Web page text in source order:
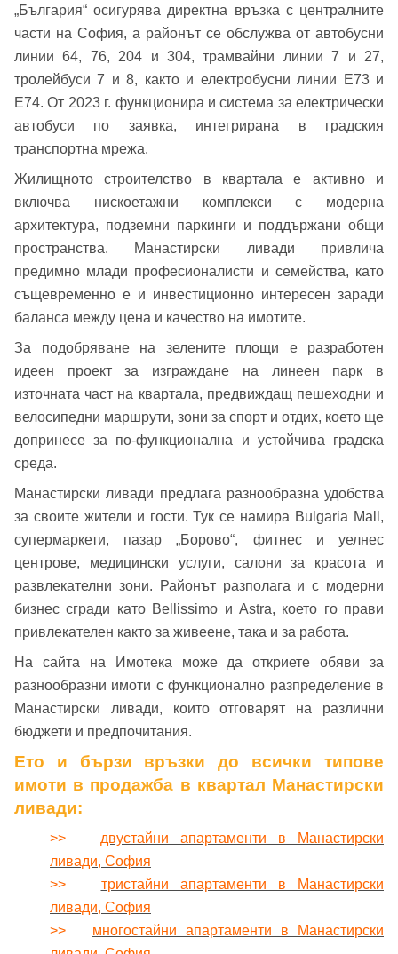
Добре дошъл!
Регистрация
Имейл Адрес
„България“ осигурява директна връзка с централните
части на София, а районът се обслужва от автобусни
линии 64, 76, 204 и 304, трамвайни линии 7 и 27,
тролейбуси 7 и 8, както и електробусни линии E73 и
E74. От 2023 г. функционира и система за електрически
автобуси по заявка, интегрирана в градския
транспортна мрежа.
Жилищното строителство в квартала е активно и
включва нискоетажни комплекси с модерна
архитектура, подземни паркинги и поддържани общи
пространства. Манастирски ливади привлича
предимно млади професионалисти и семейства, като
същевременно е и инвестиционно интересен заради
баланса между цена и качество на имотите.
За подобряване на зелените площи е разработен
идеен проект за изграждане на линеен парк в
източната част на квартала, предвиждащ пешеходни и
велосипедни маршрути, зони за спорт и отдих, което ще
допринесе за по-функционална и устойчива градска
среда.
Манастирски ливади предлага разнообразна удобства
за своите жители и гости. Тук се намира Bulgaria Mall,
супермаркети, пазар „Борово“, фитнес и уелнес
центрове, медицински услуги, салони за красота и
развлекателни зони. Районът разполага и с модерни
бизнес сгради като Bellissimo и Astra, което го прави
привлекателен както за живеене, така и за работа.
На сайта на Имотека може да откриете обяви за
разнообразни имоти с функционално разпределение в
Манастирски ливади, които отговарят на различни
бюджети и предпочитания.
Ето и бързи връзки до всички типове
имоти в продажба в квартал Манастирски
ливади:
>> двустайни апартаменти в Манастирски
ливади, София
>> тристайни апартаменти в Манастирски
ливади, София
>> многостайни апартаменти в Манастирски
Име*
Имейл адрес*